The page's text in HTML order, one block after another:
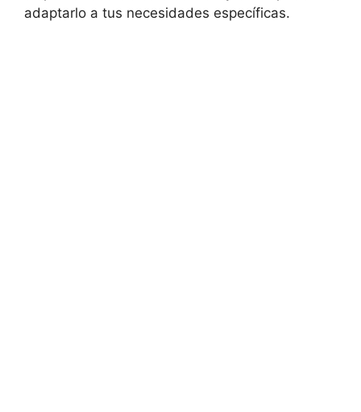
adaptarlo a tus necesidades específicas.